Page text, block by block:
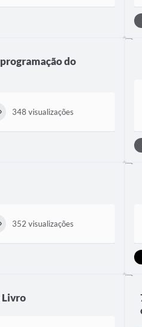
do
348 visualizações
352 visualizações
Livro